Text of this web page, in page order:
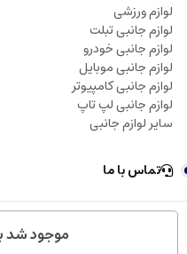
موجود شد
لوازم ورزشی
لوازم جانبی تبلت
لوازم جانبی خودرو
لوازم جانبی موبایل
لوازم جانبی کامپیوتر
لوازم جانبی لپ تاپ
سایر لوازم جانبی
تماس با ما